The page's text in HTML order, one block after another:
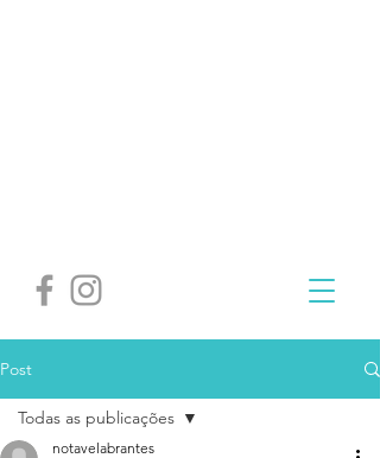
Post
Todas as publicações
notavelabrantes